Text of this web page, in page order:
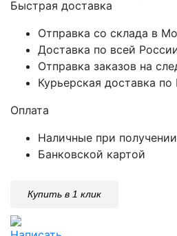
Быстрая доставка
Отправка со склада в
Доставка по всей
Отправка заказов на
Курьерская доставка
Оплата
Наличные при получении
Банковской картой
Купить в 1 клик